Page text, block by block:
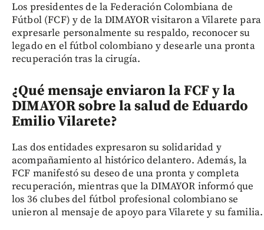
Los presidentes de la Federación Colombiana de
Fútbol (FCF) y de la DIMAYOR visitaron a Vilarete para
expresarle personalmente su respaldo, reconocer su
legado en el fútbol colombiano y desearle una pronta
recuperación tras la cirugía.
¿Qué mensaje enviaron la FCF y la
DIMAYOR sobre la salud de Eduardo
Emilio Vilarete?
Las dos entidades expresaron su solidaridad y
acompañamiento al histórico delantero. Además, la
FCF manifestó su deseo de una pronta y completa
recuperación, mientras que la DIMAYOR informó que
los 36 clubes del fútbol profesional colombiano se
unieron al mensaje de apoyo para Vilarete y su familia.